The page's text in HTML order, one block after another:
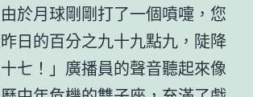
於月球剛剛打了一個噴嚏，您
日的百分之九十九點九，陡降
七！」廣播員的聲音聽起來像